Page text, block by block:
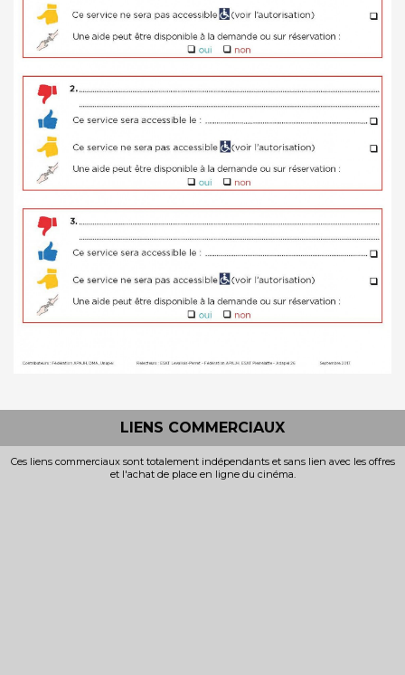
LIENS COMMERCIAUX
Ces liens commerciaux sont totalement indépendants et sans lien avec les offres
et l'achat de place en ligne du cinéma.